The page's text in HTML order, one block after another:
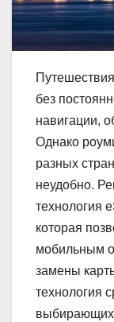
без
навигации,
Однако
разных
неудобно.
технология
которая
мобильным
замены
технология
выбирающих